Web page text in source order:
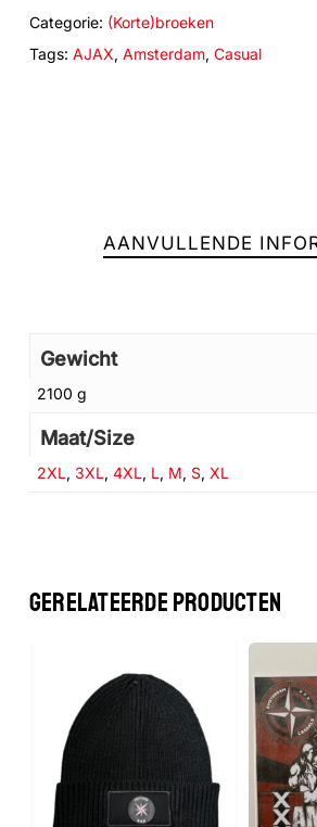
Categorie: (Korte)broeken
Tags: AJAX, Amsterdam, Casual
AANVULLENDE
Gewicht
2100 g
Maat/Size
2XL, 3XL, 4XL, L, M, S, XL
GERELATEERDE PRODUCTEN